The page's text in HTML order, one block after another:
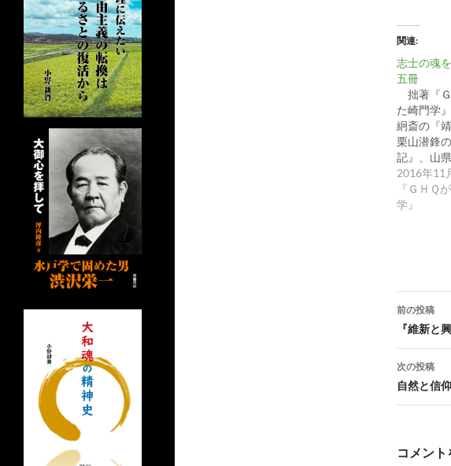
関連
志士の魂
五冊
拙著『
た崎門学
絅斎の『
栗山潜鋒
記』、山
子…
2016年11
『ＧＨＱ
学』
投
稿
ナ
ビ
ゲ
前の投稿
『維新と
次の投稿
自然と信
コメント